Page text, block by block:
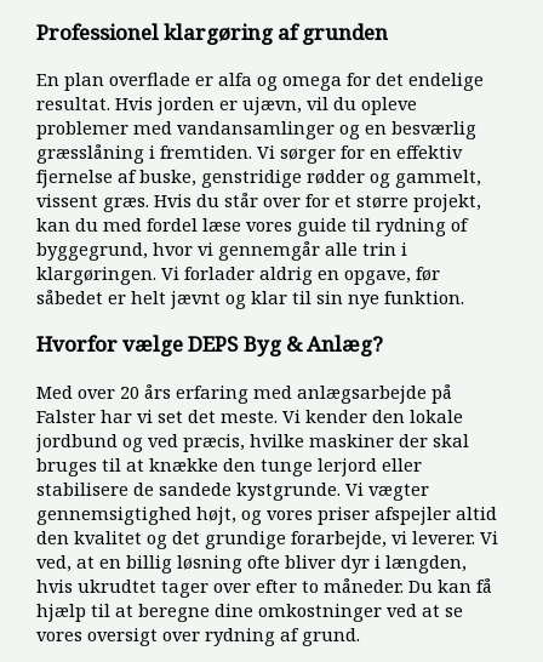
Professionel klargøring af grunden
En plan overflade er alfa og omega for det endelige
resultat. Hvis jorden er ujævn, vil du opleve
problemer med vandansamlinger og en besværlig
græsslåning i fremtiden. Vi sørger for en effektiv
fjernelse af buske, genstridige rødder og gammelt,
vissent græs. Hvis du står over for et større projekt,
kan du med fordel læse vores guide til rydning of
byggegrund, hvor vi gennemgår alle trin i
klargøringen. Vi forlader aldrig en opgave, før
såbedet er helt jævnt og klar til sin nye funktion.
Hvorfor vælge DEPS Byg & Anlæg?
Med over 20 års erfaring med anlægsarbejde på
Falster har vi set det meste. Vi kender den lokale
jordbund og ved præcis, hvilke maskiner der skal
bruges til at knække den tunge lerjord eller
stabilisere de sandede kystgrunde. Vi vægter
gennemsigtighed højt, og vores priser afspejler altid
den kvalitet og det grundige forarbejde, vi leverer. Vi
ved, at en billig løsning ofte bliver dyr i længden,
hvis ukrudtet tager over efter to måneder. Du kan få
hjælp til at beregne dine omkostninger ved at se
vores oversigt over rydning af grund.